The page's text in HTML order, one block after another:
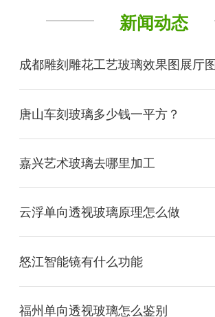
新闻动态
成都雕刻雕花工艺玻璃效果图展厅图
唐山车刻玻璃多少钱一平方？
嘉兴艺术玻璃去哪里加工
云浮单向透视玻璃原理怎么做
怒江智能镜有什么功能
福州单向透视玻璃怎么鉴别